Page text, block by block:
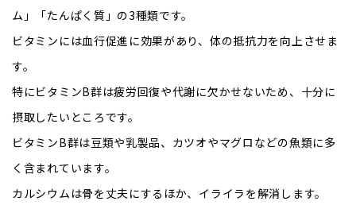
ム」「たんぱく質」の3種類です。
ビタミンには血行促進に効果があり、体の抵抗力を向上させま
す。
特にビタミンB群は疲労回復や代謝に欠かせないため、十分に
摂取したいところです。
ビタミンB群は豆類や乳製品、カツオやマグロなどの魚類に多
く含まれています。
カルシウムは骨を丈夫にするほか、イライラを解消します。